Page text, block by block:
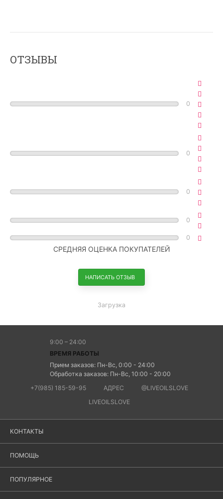
ОТЗЫВЫ
0
0
0
0
0
СРЕДНЯЯ ОЦЕНКА ПОКУПАТЕЛЕЙ
НАПИСАТЬ ОТЗЫВ
Загрузка
9:00 – 24:00
ВРЕМЯ РАБОТЫ
Прием заказов: Пн-Вс, 0:00 - 24:00
Обработка заказов: Пн-Вс, 10:00 - 20:00
+7(985) 185-59-95
АДРЕС
@LIVEOILSLOVE
LIVEOILSLOVE
КОНТАКТЫ
ПОМОЩЬ
ПОПУЛЯРНОЕ